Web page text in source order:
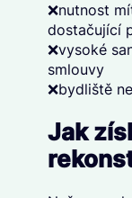
❌nutnost
dostačující
❌vysoké
smlouvy
❌bydliště
Jak